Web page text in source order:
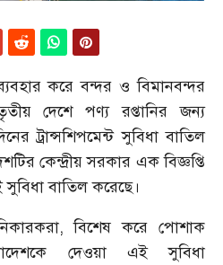
করে বন্দর ও বিমানবন্দর
দেশে পণ্য রপ্তানির জন্য
ট্রান্সশিপমেন্ট সুবিধা বাতিল
কেন্দ্রীয় সরকার এক বিজ্ঞপ্তি
বাতিল করেছে।
বিশেষ করে পোশাক
দেওয়া এই সুবিধা